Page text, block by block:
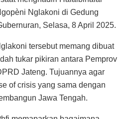
Nglakoni di Gedung
Selasa, 8 April 2025.
tersebut memang dibuat
tukar pikiran antara Pemprov
Jateng. Tujuannya agar
of crisis yang sama dengan
Jawa Tengah.